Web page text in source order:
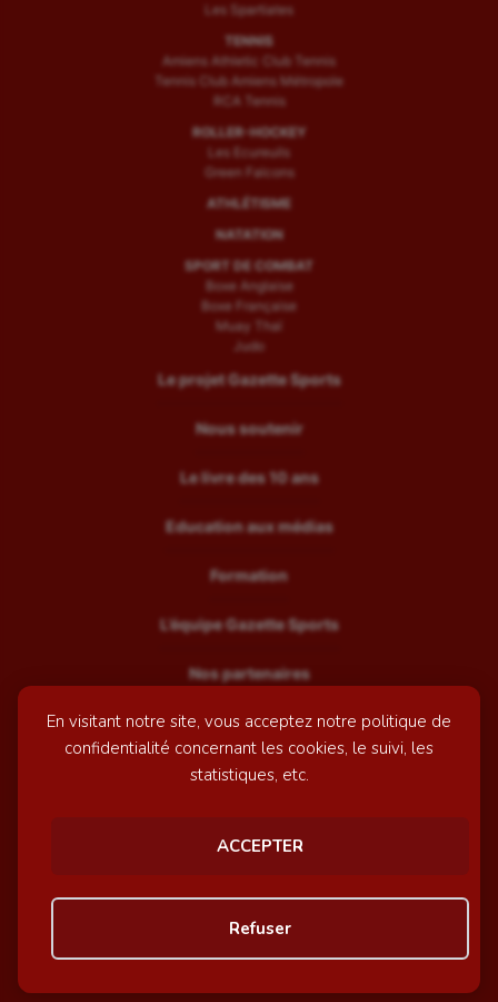
En visitant notre site, vous acceptez notre politique de
confidentialité concernant les cookies, le suivi, les
statistiques, etc.
ACCEPTER
Refuser
Les Spartiates
TENNIS
Amiens Athletic Club Tennis
Tennis Club Amiens Métropole
RCA Tennis
ROLLER-HOCKEY
Les Ecureuils
Green Falcons
ATHLÉTISME
NATATION
SPORT DE COMBAT
Boxe Anglaise
Boxe Française
Muay Thaï
Judo
Le projet Gazette Sports
Nous soutenir
Le livre des 10 ans
Education aux médias
Formation
L’équipe Gazette Sports
Nos partenaires
Recrutement
Mentions légales
© GazetteSports - 2026 | Site internet réalisé par
Awelty